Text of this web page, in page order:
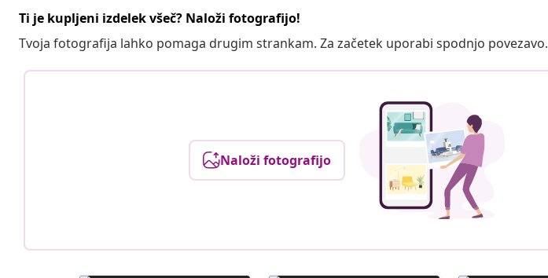
Ti je kupljeni izdelek všeč? Naloži fotografijo!
Tvoja fotografija lahko pomaga drugim strankam. Za začetek uporabi spodnjo povezavo.
Naloži fotografijo